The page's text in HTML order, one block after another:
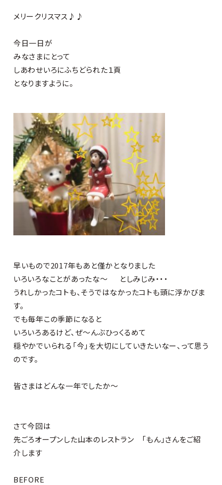
メリークリスマス♪♪
今日一日が
みなさまにとって
しあわせいろにふちどられた１頁
となりますように。
早いもので2017年もあと僅かとなりました
いろいろなことがあったな～
としみじみ・・・
うれしかったコトも、そうではなかったコトも頭に浮かびま
す。
でも毎年この季節になると
いろいろあるけど、ぜ～んぶひっくるめて
穏やかでいられる「今」を大切にしていきたいなー、って思う
のです。
皆さまはどんな一年でしたか～
さて今回は
先ごろオープンした山本のレストラン 「もん」さんをご紹
介します
BEFORE